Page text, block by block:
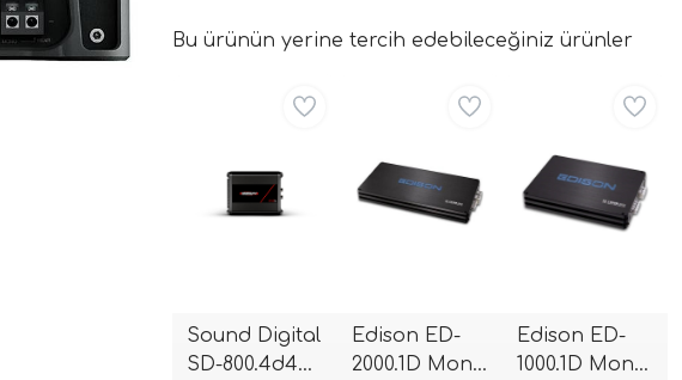
Bu ürünün yerine tercih edebileceğiniz ürünler
Sound Digital
SD-800.4d4
Edison ED-
2000.1D Mono
Edison ED-
1000.1D Mono